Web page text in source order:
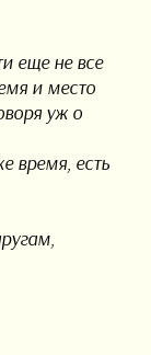
еще не все
и место
уж о
время, есть